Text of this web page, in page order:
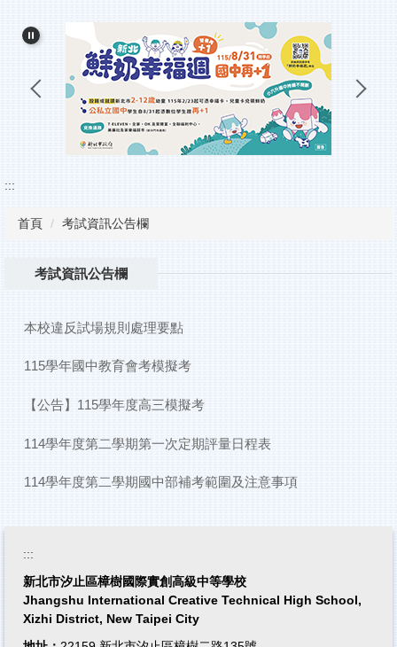
行政單位
特色課程
教學資源
校務服務
:::
首頁 考試資訊公告欄
考試資訊公告欄
本校違反試場規則處理要點
115學年國中教育會考模擬考
【公告】115學年度高三模擬考
114學年度第二學期第一次定期評量日程表
114學年度第二學期國中部補考範圍及注意事項
:::
新北市汐止區樟樹國際實創高級中等學校
Jhangshu International Creative Technical High School,
Xizhi District, New Taipei City